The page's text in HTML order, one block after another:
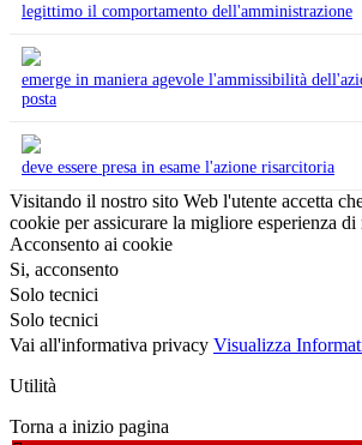
legittimo il comportamento dell'amministrazione
emerge in maniera agevole l'ammissibilità
posta
deve essere presa in esame l'azione risarcitoria
Visitando il nostro sito Web l'utente accetta
cookie per assicurare la migliore esperienza di
Acconsento ai cookie
Si, acconsento
Solo tecnici
Solo tecnici
Vai all'informativa privacy Visualizza
Utilità
Torna a inizio pagina